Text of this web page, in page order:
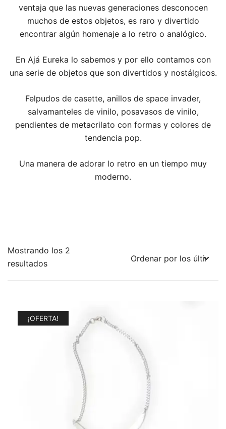
ventaja que las nuevas generaciones desconocen
muchos de estos objetos, es raro y divertido
encontrar algún homenaje a lo retro o analógico.
En Ajá Eureka lo sabemos y por ello contamos con
una serie de objetos que son divertidos y nostálgicos.
Felpudos de casette, anillos de space invader,
salvamanteles de vinilo, posavasos de vinilo,
pendientes de metacrilato con formas y colores de
tendencia pop.
Una manera de adorar lo retro en un tiempo muy
moderno.
Mostrando los 2
resultadosOrdenado
¡OFERTA!